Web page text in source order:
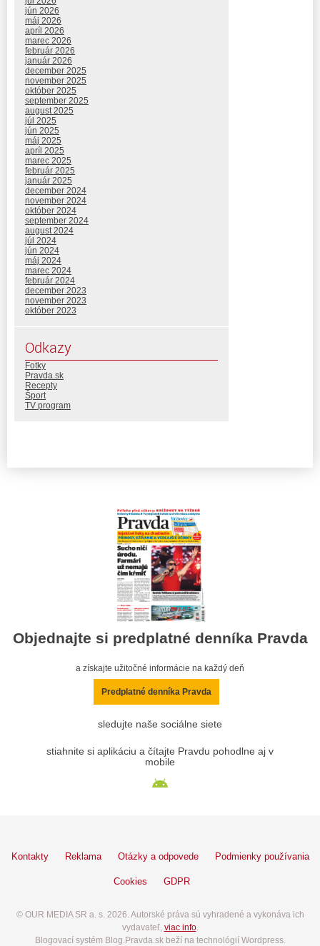
jún 2026
máj 2026
apríl 2026
marec 2026
február 2026
január 2026
december 2025
november 2025
október 2025
september 2025
august 2025
júl 2025
jún 2025
máj 2025
apríl 2025
marec 2025
február 2025
január 2025
december 2024
november 2024
október 2024
september 2024
august 2024
júl 2024
jún 2024
máj 2024
marec 2024
február 2024
december 2023
november 2023
október 2023
Odkazy
Fotky
Pravda.sk
Recepty
Šport
TV program
Objednajte si predplatné denníka Pravda
a získajte užitočné informácie na každý deň
Predplatné denníka Pravda
sledujte naše sociálne siete
stiahnite si aplikáciu a čítajte Pravdu pohodlne aj v
mobile
Kontakty Reklama Otázky a odpovede Podmienky používania
Cookies GDPR
© OUR MEDIA SR a. s. 2026. Autorské práva sú vyhradené a vykonáva ich
vydavateľ, viac info.
Blogovací systém Blog.Pravda.sk beží na technológií Wordpress.